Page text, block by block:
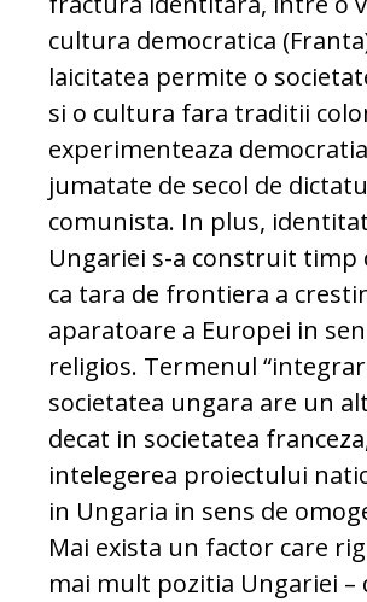
cultura democratica
laicitatea permite o
si o cultura fara traditii
experimenteaza
jumatate de secol de
comunista. In plus,
Ungariei s-a construit timp
ca tara de frontiera a
aparatoare a Europei in
religios. Termenul
societatea ungara are un
decat in societatea
intelegerea proiectului
in Ungaria in sens de
Mai exista un factor care
mai mult pozitia Ungariei –